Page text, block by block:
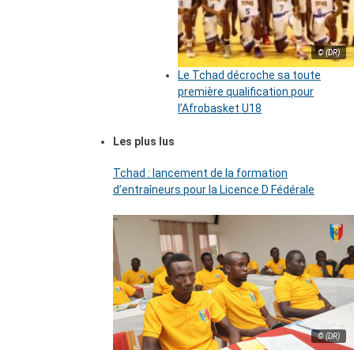
© (DR)
Le Tchad décroche sa toute
première qualification pour
l’Afrobasket U18
Les plus lus
Tchad : lancement de la formation
d’entraîneurs pour la Licence D Fédérale
© (DR)